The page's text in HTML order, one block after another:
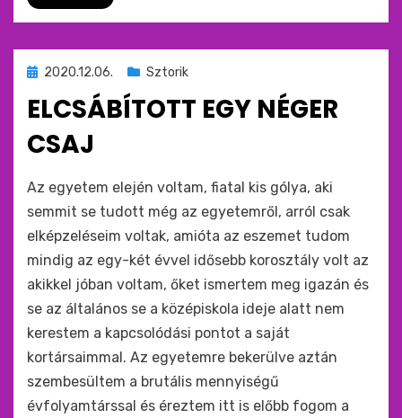
Beküldve
2020.12.06. Sztorik
ELCSÁBÍTOTT EGY NÉGER
CSAJ
monkey
Az egyetem elején voltam, fiatal kis gólya, aki
semmit se tudott még az egyetemről, arról csak
elképzeléseim voltak, amióta az eszemet tudom
mindig az egy-két évvel idősebb korosztály volt az
akikkel jóban voltam, őket ismertem meg igazán és
se az általános se a középiskola ideje alatt nem
kerestem a kapcsolódási pontot a saját
kortársaimmal. Az egyetemre bekerülve aztán
szembesültem a brutális mennyiségű
évfolyamtárssal és éreztem itt is előbb fogom a